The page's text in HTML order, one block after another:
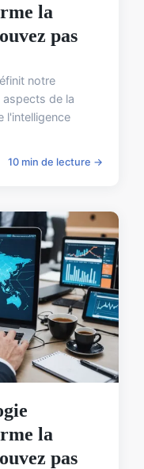
la
pas
notre
de la
l'intelligence
10 min de lecture →
la
pas